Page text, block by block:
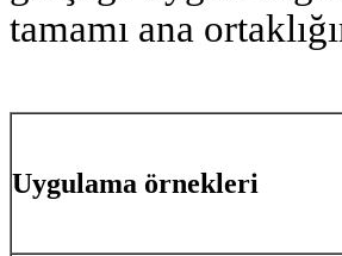
tamamı ana
Uygulama örnekleri